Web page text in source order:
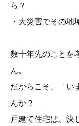
ら？
・大災害でその地
数十年先のことを
ん。
だからこそ、「い
んか？
戸建て住宅は、決